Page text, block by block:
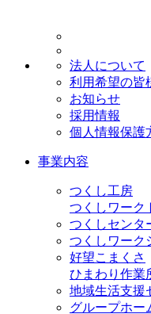
法人について
利用希望の皆
お知らせ
採用情報
個人情報保護
事業内容
つくし工房
つくしワーク
つくしセンタ
つくしワーク
好望こまくさ
ひまわり作業
地域生活支援
グループホー